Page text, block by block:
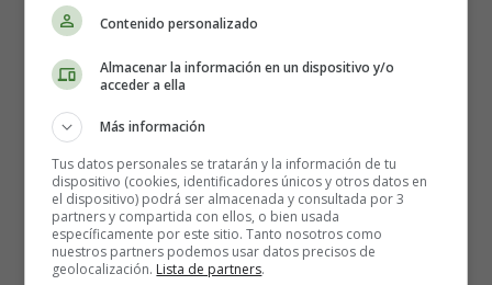
que pueden ser reconfortantes para las encías de los
bebés en fase de dentición. Les da una sensación
revitalizante, y un par de mordiscos son suficientes para
redirigir al más pequeño de su dolor de encías.
que el bebé pruebe diferentes sabores y toques puede
tener un resultado pragmático de por vida. Le abre
las puertas a una toma de nutrientes y a un surtido
dietético más importante en su vida posterior. Los
pepinillos son ideales para el destete dirigido por el
bebé o para masticar mientras le salen los dientes.
Contenido personalizado
Almacenar la información en un dispositivo y/o
acceder a ella
Más información
Tus datos personales se tratarán y la información de tu
dispositivo (cookies, identificadores únicos y otros datos en
el dispositivo) podrá ser almacenada y consultada por 3
partners y compartida con ellos, o bien usada
específicamente por este sitio. Tanto nosotros como
nuestros partners podemos usar datos precisos de
geolocalización. Lista de partners.